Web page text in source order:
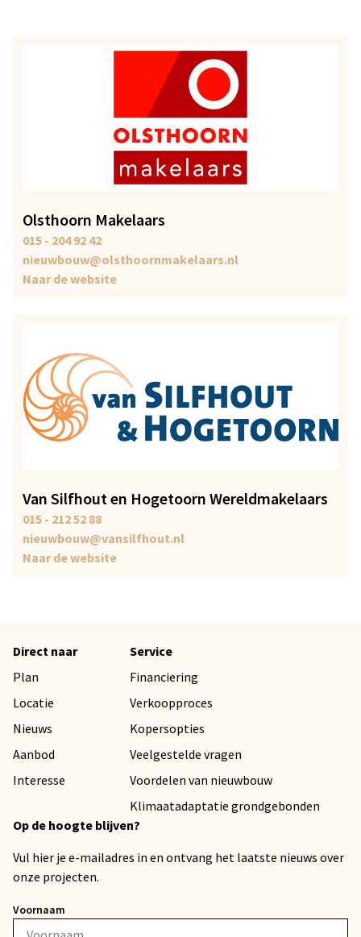
Olsthoorn Makelaars
015 - 204 92 42
nieuwbouw@olsthoornmakelaars.nl
Naar de website
Van Silfhout en Hogetoorn Wereldmakelaars
015 - 212 52 88
nieuwbouw@vansilfhout.nl
Naar de website
Direct naar
Plan
Locatie
Nieuws
Aanbod
Interesse
Service
Financiering
Verkoopproces
Kopersopties
Veelgestelde vragen
Voordelen van nieuwbouw
Klimaatadaptatie grondgebonden
Op de hoogte blijven?
Vul hier je e-mailadres in en ontvang het laatste nieuws over
onze projecten.
Voornaam